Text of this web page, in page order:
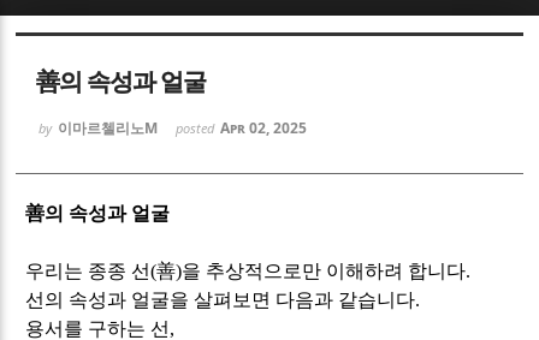
善의 속성과 얼굴
by 이마르첼리노M posted Apr 02, 2025
善의 속성과 얼굴
우리는 종종 선(善)을 추상적으로만 이해하려 합니다.
선의 속성과 얼굴을 살펴보면 다음과 같습니다.
용서를 구하는 선 ,
Sketchbook5, 스케치북5
Sketchbook5, 스케치북5
Sketchbook5, 스케치북5
Sketchbook5, 스케치북5